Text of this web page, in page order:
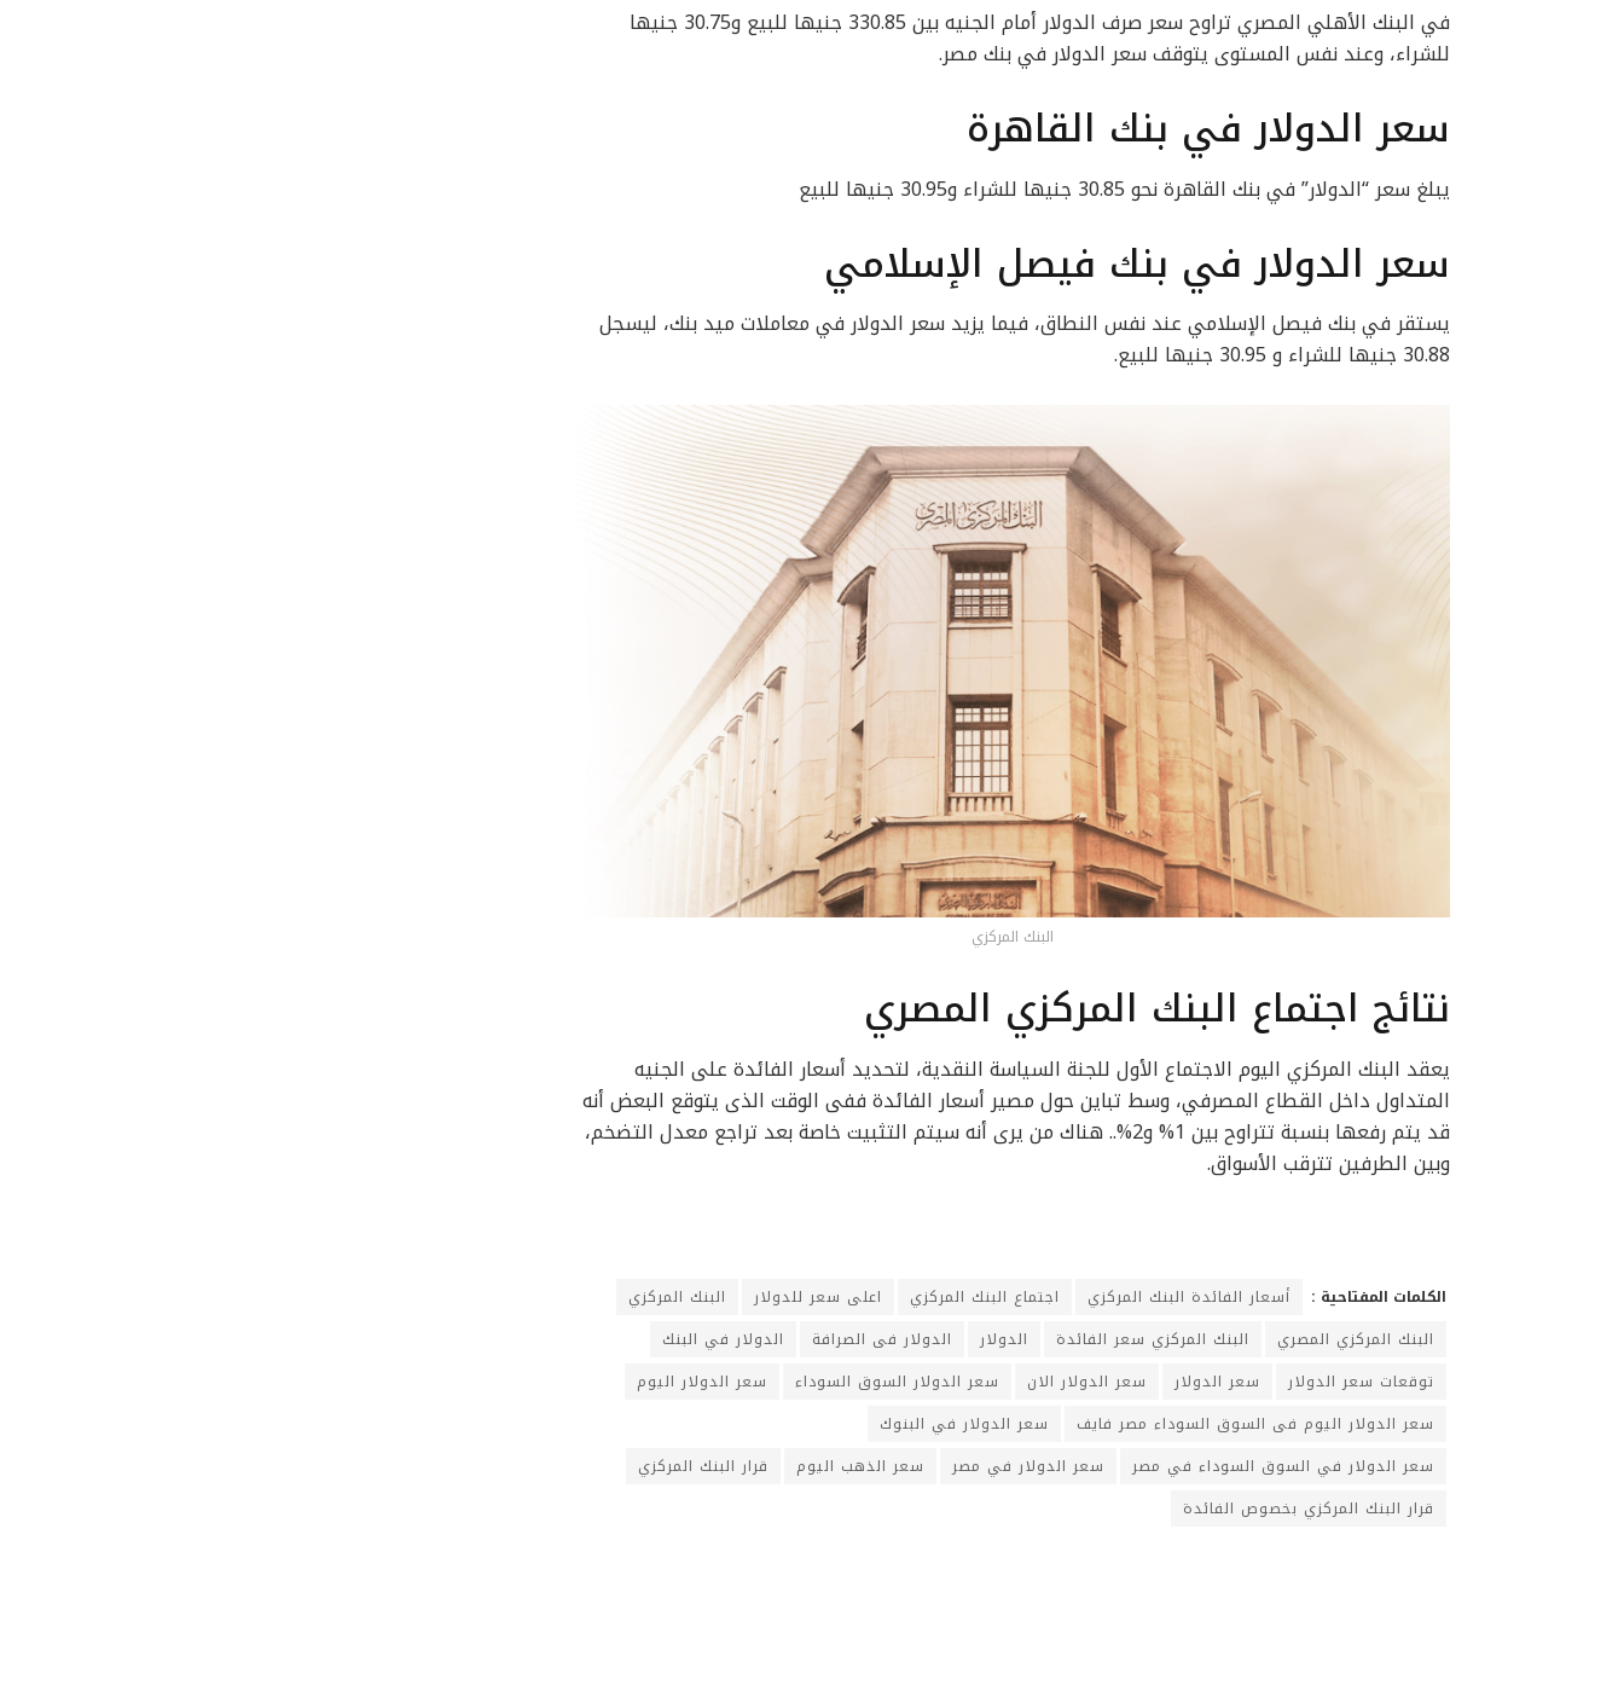
في البنك الأهلي المصري تراوح سعر صرف الدولار أمام الجنيه بين 330.85 جنيها للبيع و30.75 جنيها
للشراء، وعند نفس المستوى يتوقف سعر الدولار في بنك مصر.
سعر الدولار في بنك القاهرة
يبلغ سعر “الدولار” في بنك القاهرة نحو 30.85 جنيها للشراء و30.95 جنيها للبيع
سعر الدولار في بنك فيصل الإسلامي
يستقر في بنك فيصل الإسلامي عند نفس النطاق، فيما يزيد سعر الدولار في معاملات ميد بنك، ليسجل
30.88 جنيها للشراء و 30.95 جنيها للبيع.
البنك المركزي
نتائج اجتماع البنك المركزي المصري
يعقد البنك المركزي اليوم الاجتماع الأول للجنة السياسة النقدية، لتحديد أسعار الفائدة على الجنيه
المتداول داخل القطاع المصرفي، وسط تباين حول مصير أسعار الفائدة ففى الوقت الذى يتوقع البعض أنه
قد يتم رفعها بنسبة تتراوح بين 1% و2%.. هناك من يرى أنه سيتم التثبيت خاصة بعد تراجع معدل التضخم،
وبين الطرفين تترقب الأسواق.
الكلمات المفتاحية : أسعار الفائدة البنك المركزي اجتماع البنك المركزي اعلى سعر للدولار
البنك المركزي
البنك المركزي المصري
البنك المركزي سعر الفائدة الدولار الدولار فى الصرافة
الدولار في البنك
توقعات سعر الدولار
سعر الدولار سعر الدولار الان سعر الدولار السوق السوداء
سعر الدولار اليوم
سعر الدولار اليوم فى السوق السوداء مصر فايف
سعر الدولار في البنوك
سعر الدولار في السوق السوداء في مصر
سعر الدولار في مصر سعر الذهب اليوم
قرار البنك المركزي
قرار البنك المركزي بخصوص الفائدة